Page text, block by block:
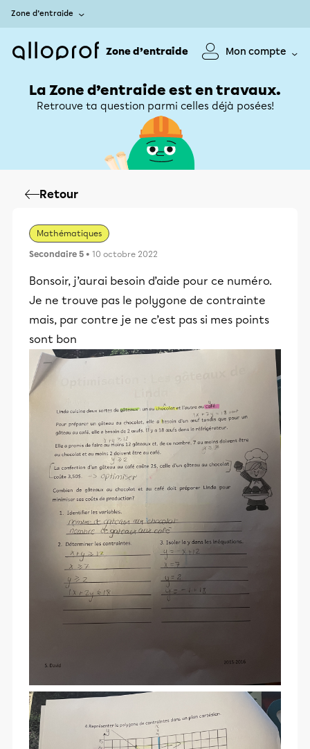
Zone d’entraide
Zone d’entraide Mon compte
La Zone d’entraide est en travaux.
Retrouve ta question parmi celles déjà posées!
Retour
Mathématiques
Secondaire 5 • 10 octobre 2022
Bonsoir, j’aurai besoin d’aide pour ce numéro.
Je ne trouve pas le polygone de contrainte
mais, par contre je ne c’est pas si mes points
sont bon